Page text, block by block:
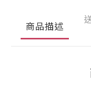
商品描述